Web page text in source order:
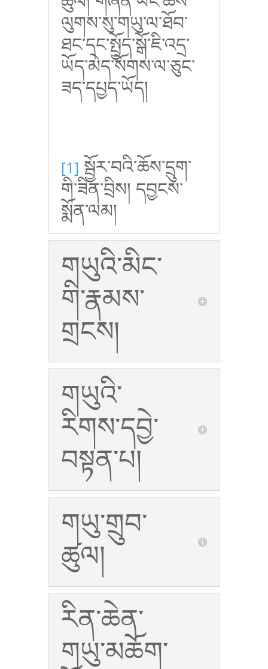
ལུགས་སུ་གཡུ་ལ་ཐོབ་
ཐང་དང་སྤྱོད་སྒོ་ཇི་འདྲ་
ཡོད་མེད་སོགས་ལ་ཅུང་
ཟད་དཔྱད་ཡོད།
[1] སྦྱོར་བའི་ཆོས་དྲུག་
གི་ཟིན་བྲིས། དབྱངས་
སྨོན་ལམ།
གཡུའི་མིང་
གི་རྣམས་
གྲངས།
གཡུའི་
རིགས་དབྱེ་
བསྟན་པ།
གཡུ་གྲུབ་
ཚུལ།
རིན་ཆེན་
གཡུ་མཆོག་